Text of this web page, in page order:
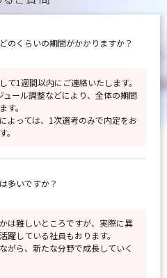
のくらいの期間がかかりますか？
て1週間以内にご連絡いたします。
ュール調整などにより、全体の期間
す。
よっては、1次選考のみで内定をお
。
多いですか？
は難しいところですが、実際に異
躍している社員もおります。
がら、新たな分野で成長していく